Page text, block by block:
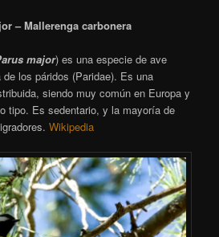
– Mallerenga carbonera
major) es una especie de ave
los páridos (Paridae). Es una
siendo muy común en Europa y
tipo. Es sedentario, y la mayoría de
Wikipedia